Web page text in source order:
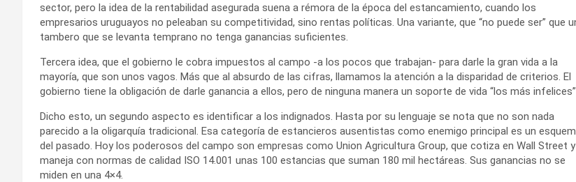
sector, pero la idea de la rentabilidad asegurada suena a rémora de la época del estancamiento, cuando los
empresarios uruguayos no peleaban su competitividad, sino rentas políticas. Una variante, que “no puede ser” que
tambero que se levanta temprano no tenga ganancias suficientes.
Tercera idea, que el gobierno le cobra impuestos al campo -a los pocos que trabajan- para darle la gran vida a la
mayoría, que son unos vagos. Más que al absurdo de las cifras, llamamos la atención a la disparidad de criterios. El
gobierno tiene la obligación de darle ganancia a ellos, pero de ninguna manera un soporte de vida “los más infelices”.
Dicho esto, un segundo aspecto es identificar a los indignados. Hasta por su lenguaje se nota que no son nada
parecido a la oligarquía tradicional. Esa categoría de estancieros ausentistas como enemigo principal es un
del pasado. Hoy los poderosos del campo son empresas como Union Agricultura Group, que cotiza en Wall Street y
maneja con normas de calidad ISO 14.001 unas 100 estancias que suman 180 mil hectáreas. Sus ganancias no se
miden en una 4×4.